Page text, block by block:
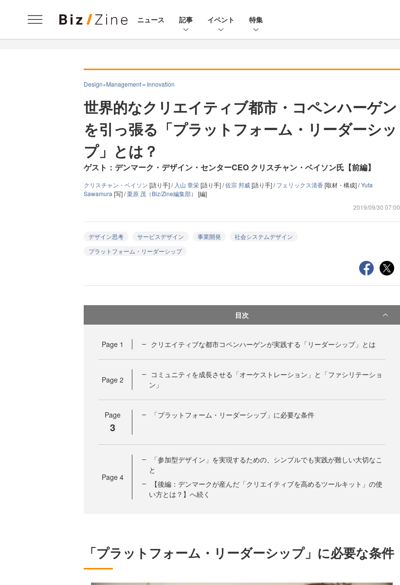
ニュース 記事 イベント 特集
Design×Management＝Innovation
世界的なクリエイティブ都市・コペンハーゲン
を引っ張る「プラットフォーム・リーダーシッ
プ」とは？
ゲスト：デンマーク・デザイン・センターCEO クリスチャン・ベイソン氏【前編】
クリスチャン・ベイソン [語り手] / 入山 章栄[語り手] /佐宗 邦威[語り手] /フェリックス清香[取材・構成] /Yuta
Sawamura [写] /栗原 茂（Biz/Zine編集部） [編]
2019/09/30 07:00
デザイン思考 サービスデザイン 事業開発
社会システムデザイン
プラットフォーム・リーダーシップ
目次
Page 1 クリエイティブな都市コペンハーゲンが実践する「リーダーシップ」とは
Page 2
コミュニティを成長させる「オーケストレーション」と「ファシリテーショ
ン」
Page
3
「プラットフォーム・リーダーシップ」に必要な条件
Page 4
「参加型デザイン」を実現するための、シンプルでも実践が難しい大切なこ
と
【後編：デンマークが産んだ「クリエイティブを高めるツールキット」の使
い方とは？】へ続く
「プラットフォーム・リーダーシップ」に必要な条件